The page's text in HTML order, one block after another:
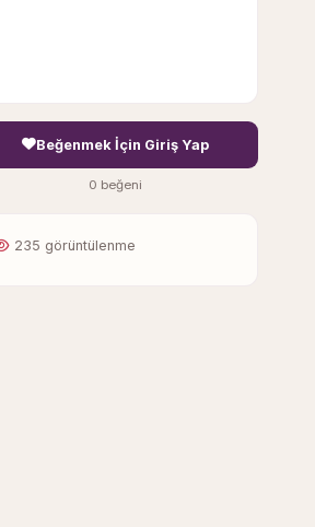
Beğenmek İçin Giriş Yap
0 beğeni
235 görüntülenme